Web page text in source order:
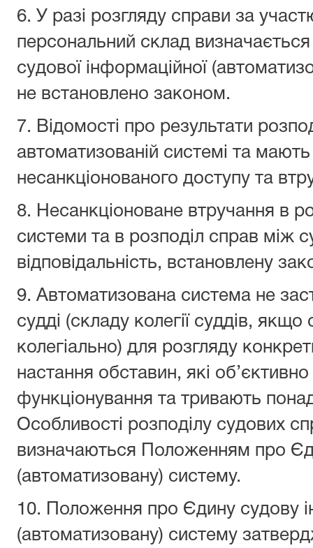
6. У разі розгляду справи за
персональний склад
судової інформаційної
не встановлено законом.
7. Відомості про результати
автоматизованій системі та
несанкціонованого доступу та
8. Несанкціоноване втручання в
системи та в розподіл справ між
відповідальність, встановлену
9. Автоматизована система не
судді (складу колегії суддів,
колегіально) для розгляду
настання обставин, які
функціонування та тривають
Особливості розподілу судових
визначаються Положенням про
(автоматизовану) систему.
10. Положення про Єдину судову
(автоматизовану) систему